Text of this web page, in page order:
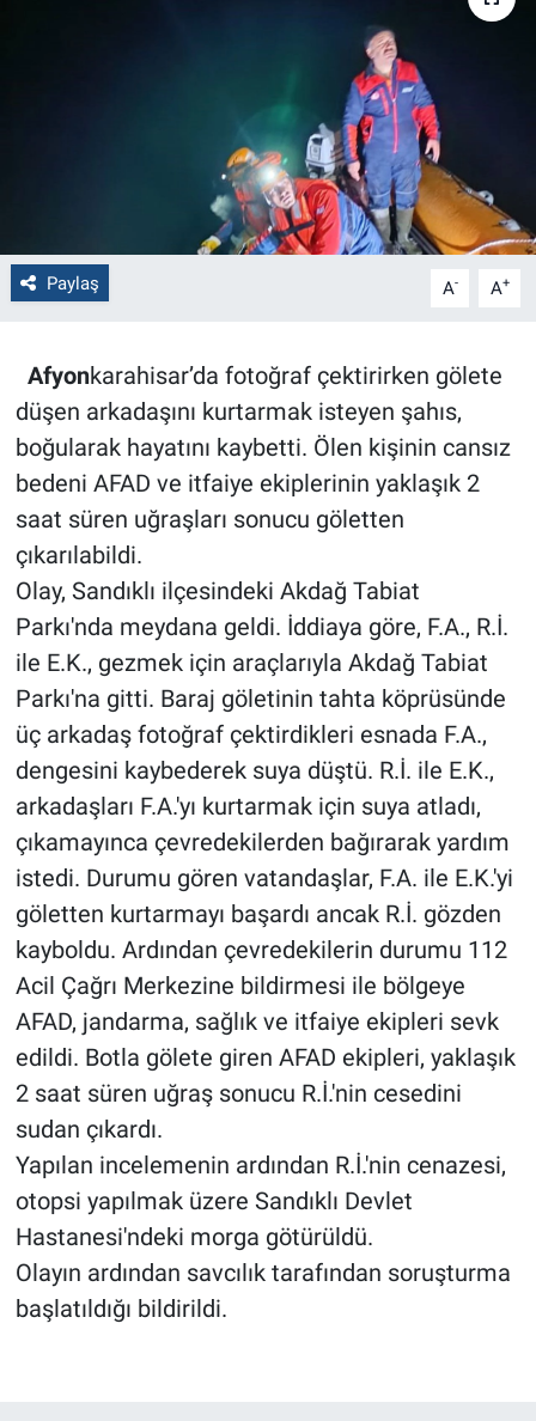
Paylaş A- A+
Afyonkarahisar’da fotoğraf çektirirken gölete
düşen arkadaşını kurtarmak isteyen şahıs,
boğularak hayatını kaybetti. Ölen kişinin cansız
bedeni AFAD ve itfaiye ekiplerinin yaklaşık 2
saat süren uğraşları sonucu göletten
çıkarılabildi.
Olay, Sandıklı ilçesindeki Akdağ Tabiat
Parkı'nda meydana geldi. İddiaya göre, F.A., R.İ.
ile E.K., gezmek için araçlarıyla Akdağ Tabiat
Parkı'na gitti. Baraj göletinin tahta köprüsünde
üç arkadaş fotoğraf çektirdikleri esnada F.A.,
dengesini kaybederek suya düştü. R.İ. ile E.K.,
arkadaşları F.A.'yı kurtarmak için suya atladı,
çıkamayınca çevredekilerden bağırarak yardım
istedi. Durumu gören vatandaşlar, F.A. ile E.K.'yi
göletten kurtarmayı başardı ancak R.İ. gözden
kayboldu. Ardından çevredekilerin durumu 112
Acil Çağrı Merkezine bildirmesi ile bölgeye
AFAD, jandarma, sağlık ve itfaiye ekipleri sevk
edildi. Botla gölete giren AFAD ekipleri, yaklaşık
2 saat süren uğraş sonucu R.İ.'nin cesedini
sudan çıkardı.
Yapılan incelemenin ardından R.İ.'nin cenazesi,
otopsi yapılmak üzere Sandıklı Devlet
Hastanesi'ndeki morga götürüldü.
Olayın ardından savcılık tarafından soruşturma
başlatıldığı bildirildi.
Magazin